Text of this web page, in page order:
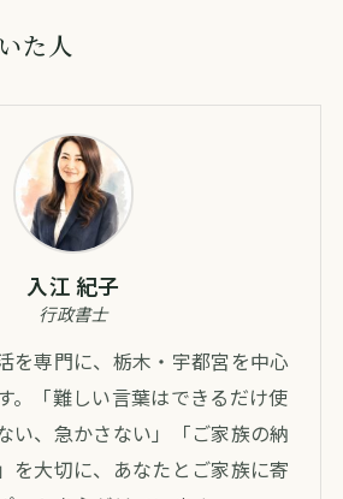
た人
入江 紀子
行政書士
を専門に、栃木・宇都宮を中心
。「難しい言葉はできるだけ使
い、急かさない」「ご家族の納
を大切に、あなたとご家族に寄